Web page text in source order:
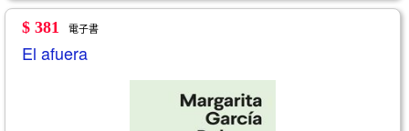
$ 381 電子書
El afuera